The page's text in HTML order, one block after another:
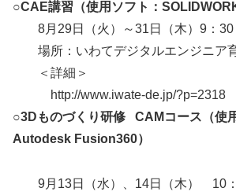
○CAE講習（使用ソフト：
8月29日（火）～31日（木）9：30
場所：いわてデジタルエンジニア
＜詳細＞
http://www.iwate-de.jp/?p=2318
○3Dものづくり研修 CAMコース（使
Autodesk Fusion360）
9月13日（水）、14日（木） 10：